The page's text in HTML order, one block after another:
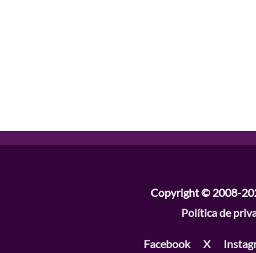
Copyright © 2008-
Política de
Facebook X